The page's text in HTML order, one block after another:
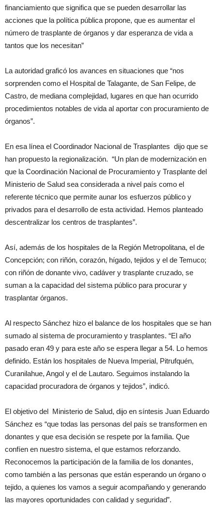
financiamiento que significa que se pueden desarrollar las
acciones que la política pública propone, que es aumentar el
número de trasplante de órganos y dar esperanza de vida a
tantos que los necesitan”
La autoridad graficó los avances en situaciones que “nos
sorprenden como el Hospital de Talagante, de San Felipe, de
Castro, de mediana complejidad, lugares en que han ocurrido
procedimientos notables de vida al aportar con procuramiento de
órganos”.
En esa línea el Coordinador Nacional de Trasplantes dijo que se
han propuesto la regionalización. “Un plan de modernización en
que la Coordinación Nacional de Procuramiento y Trasplante del
Ministerio de Salud sea considerada a nivel país como el
referente técnico que permite aunar los esfuerzos público y
privados para el desarrollo de esta actividad. Hemos planteado
descentralizar los centros de trasplantes”.
Así, además de los hospitales de la Región Metropolitana, el de
Concepción; con riñón, corazón, hígado, tejidos y el de Temuco;
con riñón de donante vivo, cadáver y trasplante cruzado, se
suman a la capacidad del sistema público para procurar y
trasplantar órganos.
Al respecto Sánchez hizo el balance de los hospitales que se han
sumado al sistema de procuramiento y trasplantes. “El año
pasado eran 49 y para este año se espera llegar a 54. Lo hemos
definido. Están los hospitales de Nueva Imperial, Pitrufquén,
Curanilahue, Angol y el de Lautaro. Seguimos instalando la
capacidad procuradora de órganos y tejidos”, indicó.
El objetivo del Ministerio de Salud, dijo en síntesis Juan Eduardo
Sánchez es “que todas las personas del país se transformen en
donantes y que esa decisión se respete por la familia. Que
confíen en nuestro sistema, el que estamos reforzando.
Reconocemos la participación de la familia de los donantes,
como también a las personas que están esperando un órgano o
tejido, a quienes los vamos a seguir acompañando y generando
las mayores oportunidades con calidad y seguridad”.